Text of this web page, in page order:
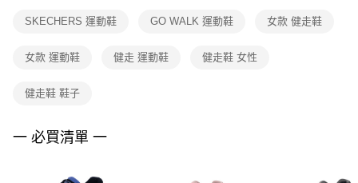
權轉讓予恩沛科技股份有限公司。
３．未成年的使用者請事先徵得法定代理人或監護人之同意方可使用
任。
請求用戶進行身份認證。
５．嚴禁一人註冊多個帳號或使用他人資訊註冊。若發現惡意使用之情形，
SKECHERS 運動鞋 GO WALK 運動鞋 女款 健走鞋
女款 運動鞋 健走 運動鞋 健走鞋 女性
健走鞋 鞋子
一 必買清單 一